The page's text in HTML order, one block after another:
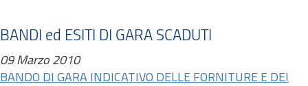
BANDI ed ESITI DI GARA SCADUTI
09 Marzo 2010
BANDO DI GARA INDICATIVO DELLE FORNITURE E DEI